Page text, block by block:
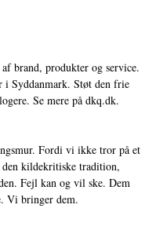
brand, produkter og service.
i Syddanmark. Støt den frie
Se mere på dkq.dk.
Fordi vi ikke tror på et
kildekritiske tradition,
Fejl kan og vil ske. Dem
Vi bringer dem.